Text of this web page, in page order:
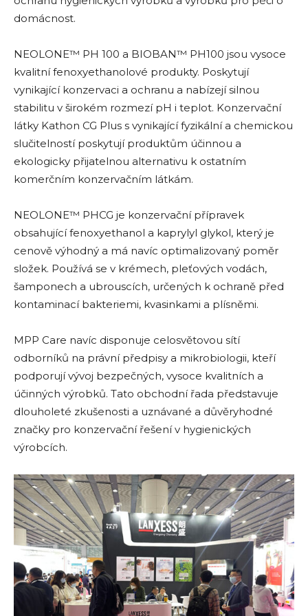
domácnost.
NEOLONE™ PH 100 a BIOBAN™ PH100 jsou vysoce
kvalitní fenoxyethanolové produkty. Poskytují
vynikající konzervaci a ochranu a nabízejí silnou
stabilitu v širokém rozmezí pH i teplot. Konzervační
látky Kathon CG Plus s vynikající fyzikální a chemickou
slučitelností poskytují produktům účinnou a
ekologicky přijatelnou alternativu k ostatním
komerčním konzervačním látkám.
NEOLONE™ PHCG je konzervační přípravek
obsahující fenoxyethanol a kaprylyl glykol, který je
cenově výhodný a má navíc optimalizovaný poměr
složek. Používá se v krémech, pleťových vodách,
šamponech a ubrouscích, určených k ochraně před
kontaminací bakteriemi, kvasinkami a plísněmi.
MPP Care navíc disponuje celosvětovou sítí
odborníků na právní předpisy a mikrobiologii, kteří
podporují vývoj bezpečných, vysoce kvalitních a
účinných výrobků. Tato obchodní řada představuje
dlouholeté zkušenosti a uznávané a důvěryhodné
značky pro konzervační řešení v hygienických
výrobcích.